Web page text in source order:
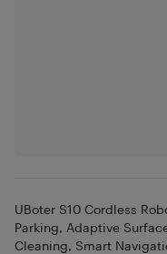
UBoter S10 Cordless
Parking, Adaptive
Cleaning, Smart